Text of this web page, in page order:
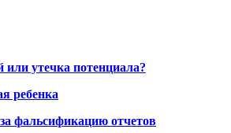
утечка потенциала?
ребенка
фальсификацию отчетов